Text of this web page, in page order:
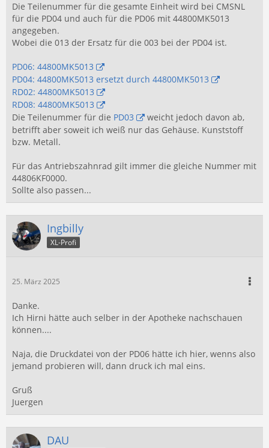
Die Teilenummer für die gesamte Einheit wird bei CMSNL
für die PD04 und auch für die PD06 mit 44800MK5013
angegeben.
Wobei die 013 der Ersatz für die 003 bei der PD04 ist.
PD06: 44800MK5013
PD04: 44800MK5013 ersetzt durch 44800MK5013
RD02: 44800MK5013
RD08: 44800MK5013
Die Teilenummer für die PD03
weicht jedoch davon ab,
betrifft aber soweit ich weiß nur das Gehäuse. Kunststoff
bzw. Metall.
Für das Antriebszahnrad gilt immer die gleiche Nummer mit
44806KF0000.
Sollte also passen...
Ingbilly
XL-Profi
25. März 2025
Danke.
Ich Hirni hätte auch selber in der Apotheke nachschauen
können....
Naja, die Druckdatei von der PD06 hätte ich hier, wenns also
jemand probieren will, dann druck ich mal eins.
Gruß
Juergen
DAU